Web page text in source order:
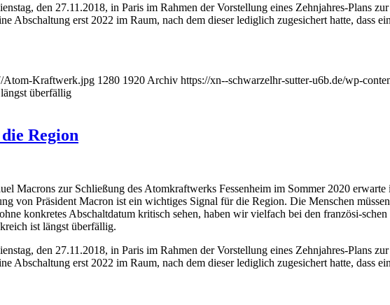
den 27.11.2018, in Paris im Rahmen der Vorstellung eines Zehnjahres-Plans
Abschaltung erst 2022 im Raum, nach dem dieser lediglich zugesichert hatte, dass
Atom-Kraftwerk.jpg 1280 1920 Archiv https://xn--schwarzelhr-sutter-u6b.de/wp-
überfällig
Region
Macrons zur Schließung des Atomkraftwerks Fessenheim im Sommer 2020
von Präsident Macron ist ein wichtiges Signal für die Region. Die Menschen
konkretes Abschaltdatum kritisch sehen, haben wir vielfach bei den französi-
ist längst überfällig.
den 27.11.2018, in Paris im Rahmen der Vorstellung eines Zehnjahres-Plans
Abschaltung erst 2022 im Raum, nach dem dieser lediglich zugesichert hatte, dass